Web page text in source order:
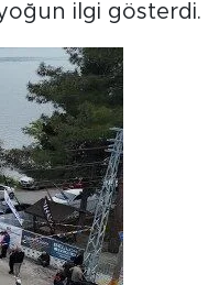
ilgi gösterdi.